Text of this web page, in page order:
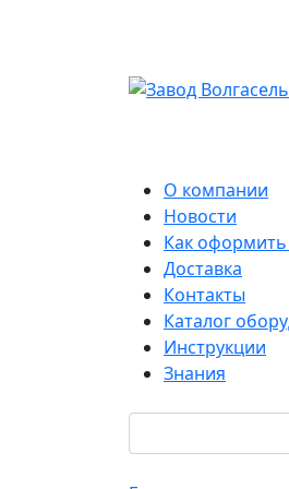
О компании
Новости
Как оформить
Доставка
Контакты
Каталог
Инструкции
Знания